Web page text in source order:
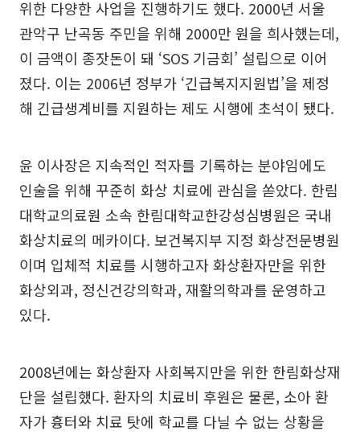
위한 다양한 사업을 진행하기도 했다. 2000년 서울
관악구 난곡동 주민을 위해 2000만 원을 희사했는데,
이 금액이 종잣돈이 돼 ‘SOS 기금회’ 설립으로 이어
졌다. 이는 2006년 정부가 ‘긴급복지지원법’을 제정
해 긴급생계비를 지원하는 제도 시행에 초석이 됐다.
윤 이사장은 지속적인 적자를 기록하는 분야임에도
인술을 위해 꾸준히 화상 치료에 관심을 쏟았다. 한림
대학교의료원 소속 한림대학교한강성심병원은 국내
화상치료의 메카이다. 보건복지부 지정 화상전문병원
이며 입체적 치료를 시행하고자 화상환자만을 위한
화상외과, 정신건강의학과, 재활의학과를 운영하고
있다.
2008년에는 화상환자 사회복지만을 위한 한림화상재
단을 설립했다. 환자의 치료비 후원은 물론, 소아 환
자가 흉터와 치료 탓에 학교를 다닐 수 없는 상황을